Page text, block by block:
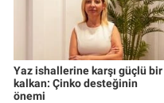
Yaz ishallerine karşı güçlü bir
kalkan: Çinko desteğinin
önemi